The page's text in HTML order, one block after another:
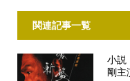
関連記事一覧
小説
剛主